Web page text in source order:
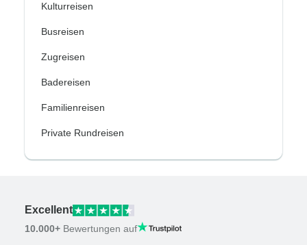
Kulturreisen
Busreisen
Zugreisen
Badereisen
Familienreisen
Private Rundreisen
Excellent
10.000+ Bewertungen auf